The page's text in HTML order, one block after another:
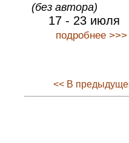
(без автора)
17 - 23 июля
подробнее >>>
<< В